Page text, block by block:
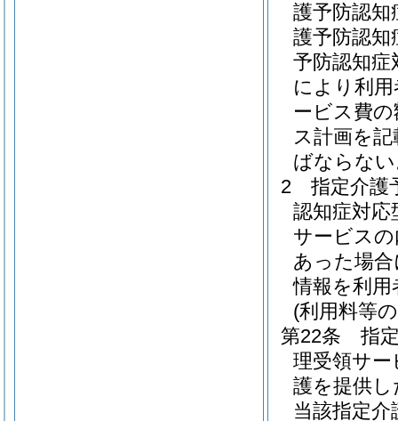
護予防認知
護予防認知
予防認知症
により利
ービス費
ス計画を
ばならな
2
指定介護
認知症対
サービス
あった場
情報を利
(利用料等
第22条
指
理受領サー
護を提供
当該指定